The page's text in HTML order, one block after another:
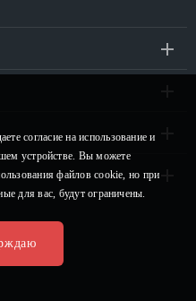
согласие на использование и
устройстве. Вы можете
файлов сookie, но при
для вас, будут ограничены.